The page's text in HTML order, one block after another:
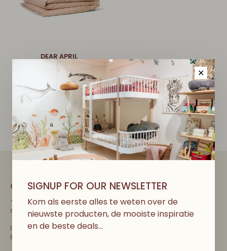
DEAR APRIL
Grow Fitted Sheet -
Appleblossom
€55,00
CONTACT
+32 471 31 52 68
shop@couleurlocalekids.eu
Lippenslaan 297
8300 Knokke-Heist, België
✕
SIGNUP FOR OUR NEWSLETTER
Kom als eerste alles te weten over de
nieuwste producten, de mooiste inspiratie
en de beste deals…